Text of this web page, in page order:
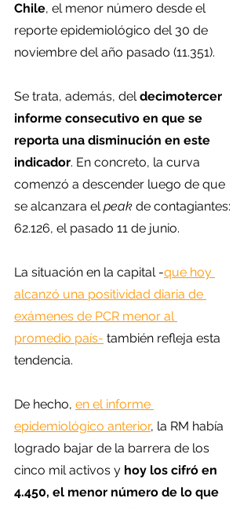
Chile, el menor número desde el
reporte epidemiológico del 30 de
noviembre del año pasado (11.351).
Se trata, además, del decimotercer
informe consecutivo en que se
reporta una disminución en este
indicador. En concreto, la curva
comenzó a descender luego de que
se alcanzara el peak de contagiantes:
62.126, el pasado 11 de junio.
La situación en la capital -que hoy
alcanzó una positividad diaria de
exámenes de PCR menor al
promedio país- también refleja esta
tendencia.
De hecho, en el informe
epidemiológico anterior, la RM había
logrado bajar de la barrera de los
cinco mil activos y hoy los cifró en
4.450, el menor número de lo que